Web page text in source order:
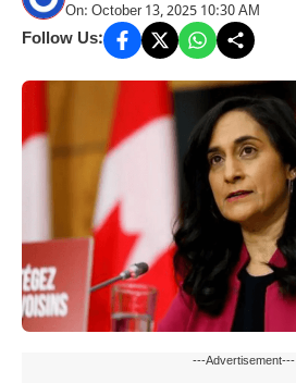
On: October 13, 2025 10:30 AM
Follow Us:
---Advertisement---